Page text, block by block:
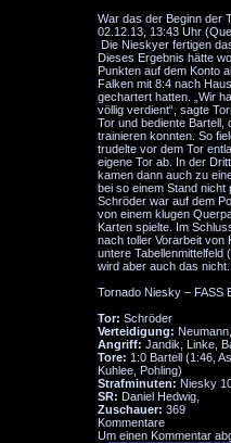
War das der Beginn der
02.12.13, 13:43 Uhr
Die Nieskyer fertigen
Dieses Ergebnis hätte
Punkten auf dem Konto
Falken mit 8:4 nach
gechartert hatten. „Wir
völlig verdient“, sagte
Tor und bediente
trainieren konnten. So
trudelte vor dem Tor
eigene Tor ab. In der
kamen dann auch zu
bei so einem Stand
Schröder war auf dem
von einem klugen
Karten spielte. Im
nach toller Vorarbeit von
untere
wird aber auch das nicht.
Tornado Niesky – FASS
Tor: Schröder
Verteidigung:
Angriff: Jandik, Linke,
Tore: 1:0 Bartell (1:46,
Kuhlee, Pohling)
Strafminuten: Niesky
SR: Daniel Hedwig,
Zuschauer: 369
Kommentare
Um einen Kommentar